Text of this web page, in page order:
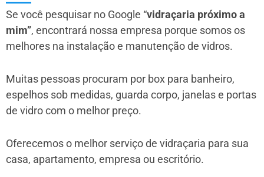
Se você pesquisar no Google “vidraçaria próximo a
mim”, encontrará nossa empresa porque somos os
melhores na instalação e manutenção de vidros.
Muitas pessoas procuram por box para banheiro,
espelhos sob medidas, guarda corpo, janelas e portas
de vidro com o melhor preço.
Oferecemos o melhor serviço de vidraçaria para sua
casa, apartamento, empresa ou escritório.